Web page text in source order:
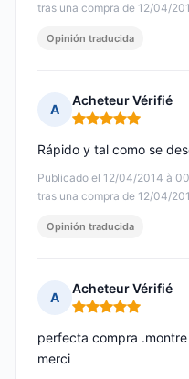
tras una compra de 12/04/
Opinión traducida
A
Acheteur Vérifié
Nota: 5 de 5
Publicado el 12/04/2014 à
tras una compra de 12/04/
Rápido y tal como se
Opinión traducida
A
Acheteur Vérifié
Nota: 5 de 5
perfecta compra
merci